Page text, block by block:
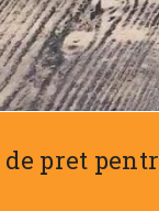
pret